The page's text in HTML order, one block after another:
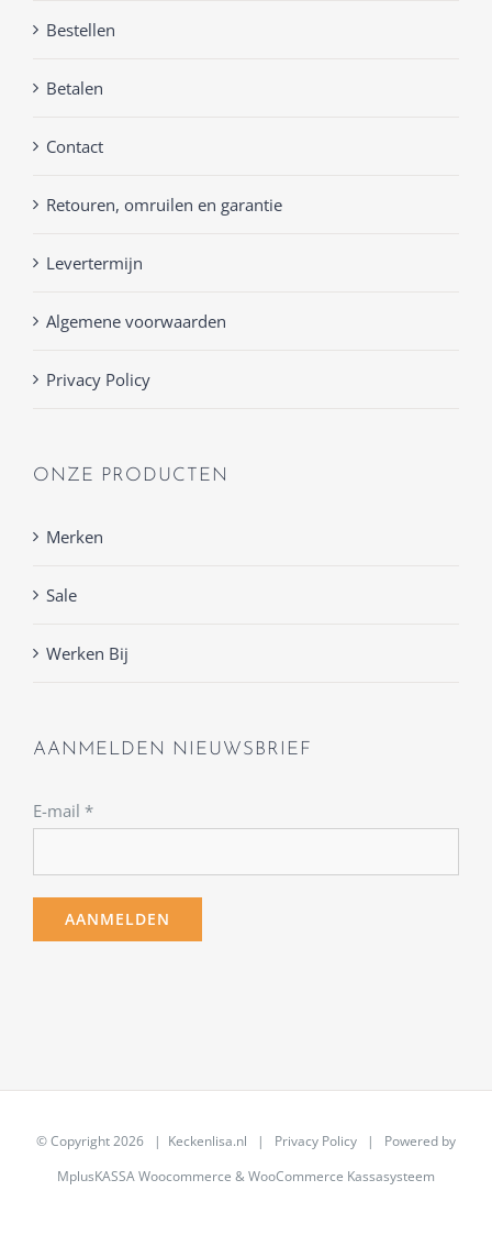
Bestellen
Betalen
Contact
Retouren, omruilen en garantie
Levertermijn
Algemene voorwaarden
Privacy Policy
ONZE PRODUCTEN
Merken
Sale
Werken Bij
AANMELDEN NIEUWSBRIEF
E-mail *
© Copyright2026 | Keckenlisa.nl | Privacy Policy | Powered by
MplusKASSA Woocommerce &WooCommerce Kassasysteem